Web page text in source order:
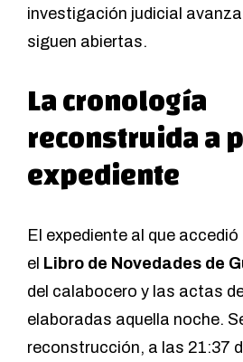
investigación judicial
siguen abiertas.
La cronología
reconstruida a
expediente
El expediente al que accedió
el Libro de Novedades de
del calabocero y las actas
elaboradas aquella noche.
reconstrucción, a las 21:37